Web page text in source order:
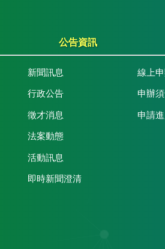
公告資訊
新聞訊息
行政公告
徵才消息
法案動態
活動訊息
即時新聞澄清
線上
申辦
申請